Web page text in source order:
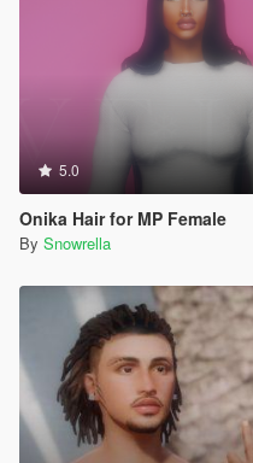
5.0
Onika Hair for MP Female
By Snowrella